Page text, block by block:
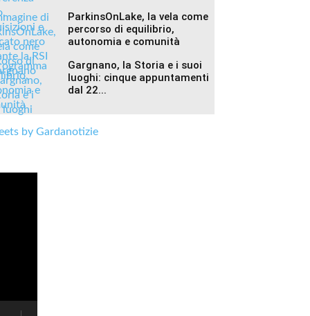
ParkinsOnLake, la vela come
percorso di equilibrio,
autonomia e comunità
Gargnano, la Storia e i suoi
luoghi: cinque appuntamenti
dal 22...
by Gardanotizie